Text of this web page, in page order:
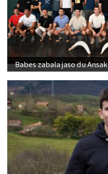
Babes zabala jaso du Ansak